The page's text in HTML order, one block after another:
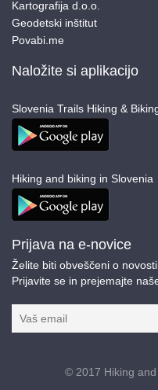
Kartografija d.o.o.
Geodetski inštitut
Povabi.me
Naložite si aplikacijo
Slovenia Trails Hiking &
Hiking and biking in Slovenia
Prijava na e-novice
Želite biti obveščeni o
Prijavite se in prejemajte
© 2017 Hiking and